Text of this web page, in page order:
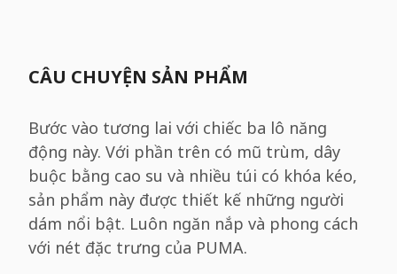
CÂU CHUYỆN SẢN PHẨM
Bước vào tương lai với chiếc ba lô năng
động này. Với phần trên có mũ trùm, dây
buộc bằng cao su và nhiều túi có khóa kéo,
sản phẩm này được thiết kế những người
dám nổi bật. Luôn ngăn nắp và phong cách
với nét đặc trưng của PUMA.